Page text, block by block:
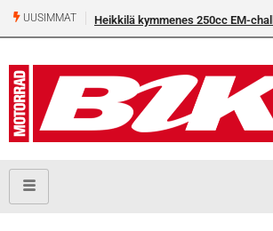
UUSIMMAT Heikkilä kymmenes 250cc EM-